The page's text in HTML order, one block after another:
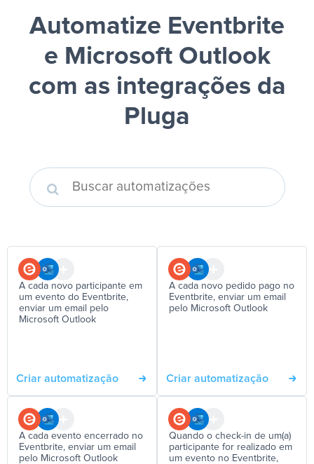
Automatize Eventbrite
e Microsoft Outlook
com as integrações da
Pluga
A cada novo participante em
um evento do Eventbrite,
enviar um email pelo
Microsoft Outlook
Criar automatização
A cada novo pedido pago no
Eventbrite, enviar um email
pelo Microsoft Outlook
Criar automatização
A cada evento encerrado no
Eventbrite, enviar um email
pelo Microsoft Outlook
Quando o check-in de um(a)
participante for realizado em
um evento no Eventbrite,